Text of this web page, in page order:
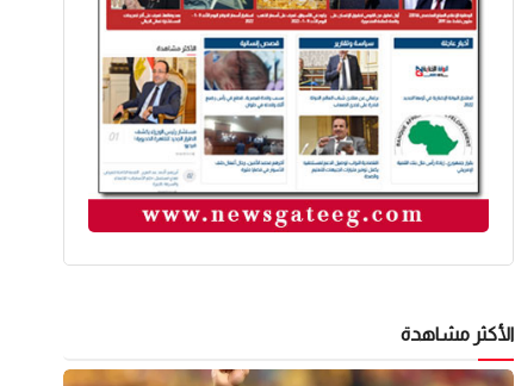
الأكثر مشاهدة